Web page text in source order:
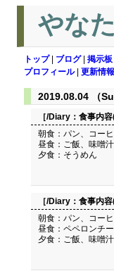
やな
トップ| ブログ| 掲示板
プロフィール| 更新情報
2019.08.04 （
［/Diary： 食事内
朝食：パン、コー
昼食：ご飯、味噌
夕食：そうめん
［/Diary： 食事内
朝食：パン、コー
昼食：ペペロンチ
夕食：ご飯、味噌